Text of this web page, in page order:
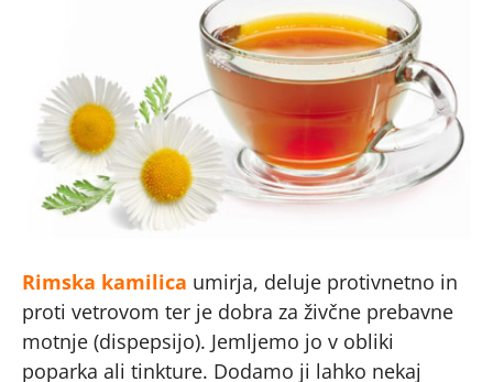
Rimska kamilica umirja, deluje protivnetno in
proti vetrovom ter je dobra za živčne prebavne
motnje (dispepsijo). Jemljemo jo v obliki
poparka ali tinkture. Dodamo ji lahko nekaj